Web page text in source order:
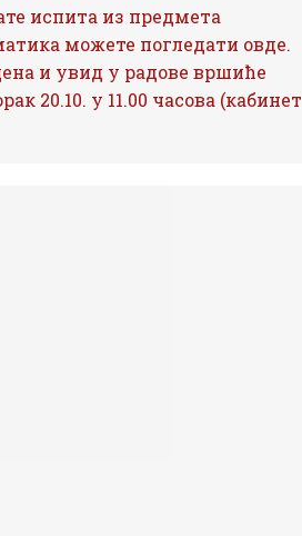
испита из предмета
можете погледати овде.
и увид у радове вршиће
20.10. у 11.00 часова (кабинет